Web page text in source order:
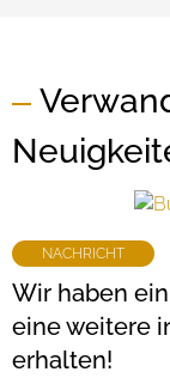
NACHRICHT
Wir haben
eine weitere
erhalten!